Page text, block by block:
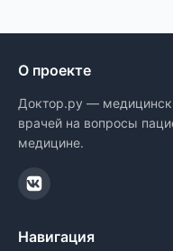
О проекте
Доктор.ру —
врачей на вопросы
медицине.
Навигация